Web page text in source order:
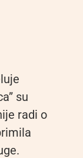
su
radi o